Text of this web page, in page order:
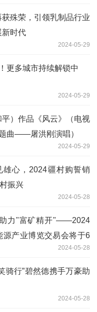
殊荣，引领乳制品行业
新时代
2024-05-29
更多城市持续解锁中
2024-05-29
）作品《风云》（电视
曲——屠洪刚演唱）
2024-05-29
雄心，2024疆村购誓销
振兴
2024-05-28
力"富矿精开"——2024
源产业博览交易会将于6
2024-05-28
骑行”碧然德携手万豪助
2024-05-28